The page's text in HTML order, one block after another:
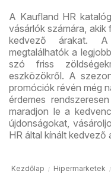
A Kaufland HR
vásárlók számára,
kedvező árakat.
megtalálhatók a
szó friss
eszközökről. A
promóciók révén még
érdemes
maradjon le a
újdonságokat,
HR által kínált kedvező
Kezdőlap Hipermarketek